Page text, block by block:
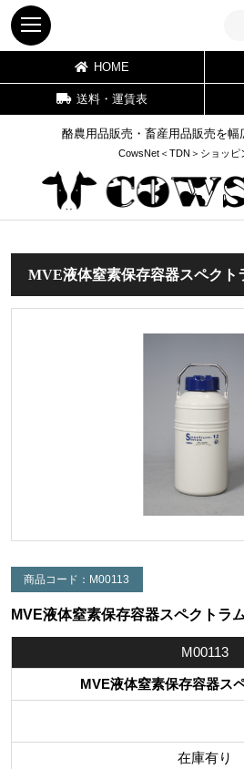
酪農用品販売・畜産用品販売を幅
CowsNet＜TDN＞ショッピ
HOME
送料・運賃表
MVE液体窒素保存容器スペクト
商品コード：M00113
MVE液体窒素保存容器スペクトラ
M00113
MVE液体窒素保存容器ス
在庫有り